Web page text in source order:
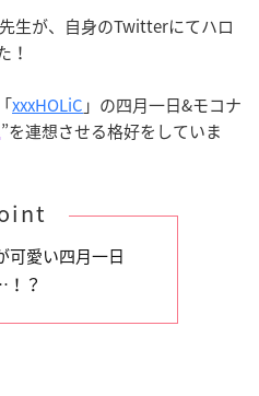
生が、自身のTwitterにてハロ
！
xxxHOLiC 」の四月一日&モコナ
”を連想させる格好をしていま
可愛い四月一日
？